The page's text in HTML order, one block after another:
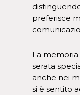
preferisce
La
serata
anche nei
si è sentito